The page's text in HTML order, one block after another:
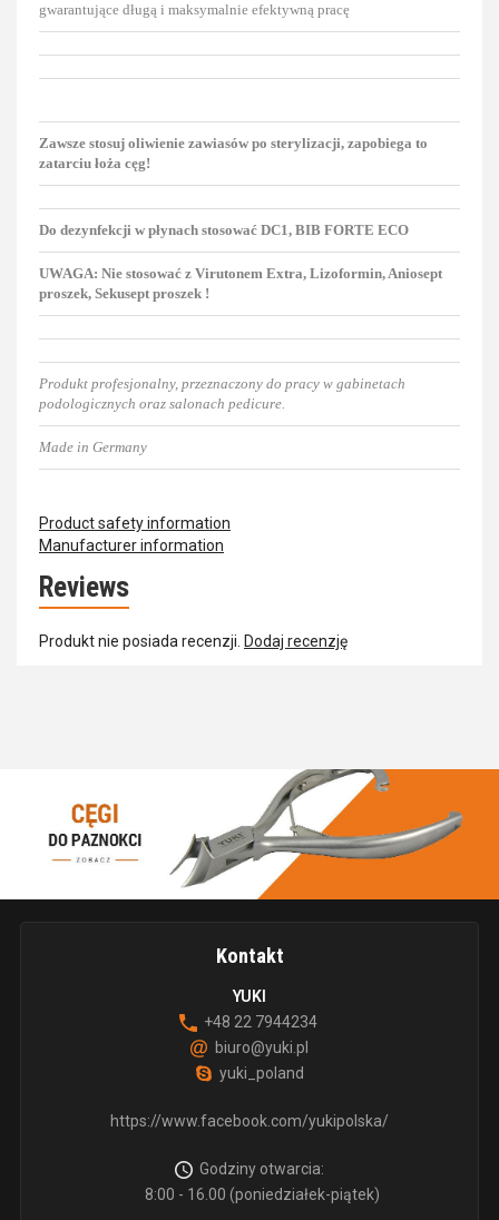
gwarantujące długą i maksymalnie efektywną pracę
Zawsze stosuj oliwienie zawiasów po sterylizacji, zapobiega to
zatarciu łoża cęg!
Do dezynfekcji w płynach stosować DC1, BIB FORTE ECO
UWAGA: Nie stosować z Virutonem Extra, Lizoformin, Aniosept
proszek, Sekusept proszek !
Produkt profesjonalny, przeznaczony do pracy w gabinetach
podologicznych oraz salonach pedicure.
Made in Germany
Product safety information
Manufacturer information
Reviews
Produkt nie posiada recenzji. Dodaj recenzję
Kontakt
YUKI
+48 22 7944234
biuro@yuki.pl
yuki_poland
https://www.facebook.com/yukipolska/
Godziny otwarcia:
8:00 - 16.00 (poniedziałek-piątek)